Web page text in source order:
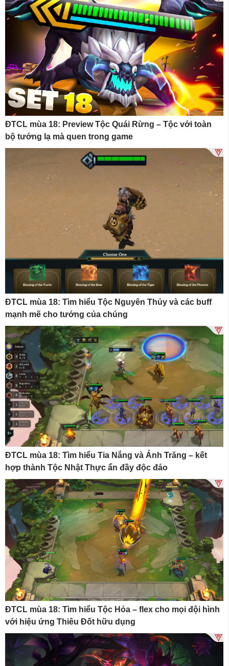
ĐTCL mùa 18: Preview Tộc Quái Rừng – Tộc với toàn
bộ tướng lạ mà quen trong game
ĐTCL mùa 18: Tìm hiểu Tộc Nguyên Thủy và các buff
mạnh mẽ cho tướng của chúng
ĐTCL mùa 18: Tìm hiểu Tia Nắng và Ánh Trăng – kết
hợp thành Tộc Nhật Thực ẩn đầy độc đáo
ĐTCL mùa 18: Tìm hiểu Tộc Hỏa – flex cho mọi đội hình
với hiệu ứng Thiêu Đốt hữu dụng